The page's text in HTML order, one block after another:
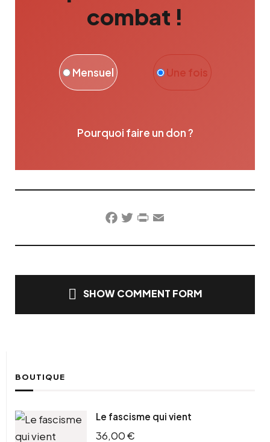
combat !
Une fois
Mensuel
Pourquoi faire un don ?
Facebook
TwitterPrintFriendly
Email
SHOW COMMENT FORM
BOUTIQUE
Le fascisme qui vient
36,00€